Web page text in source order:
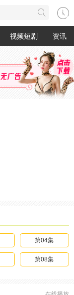
视频短剧 资讯
第04集
第08集